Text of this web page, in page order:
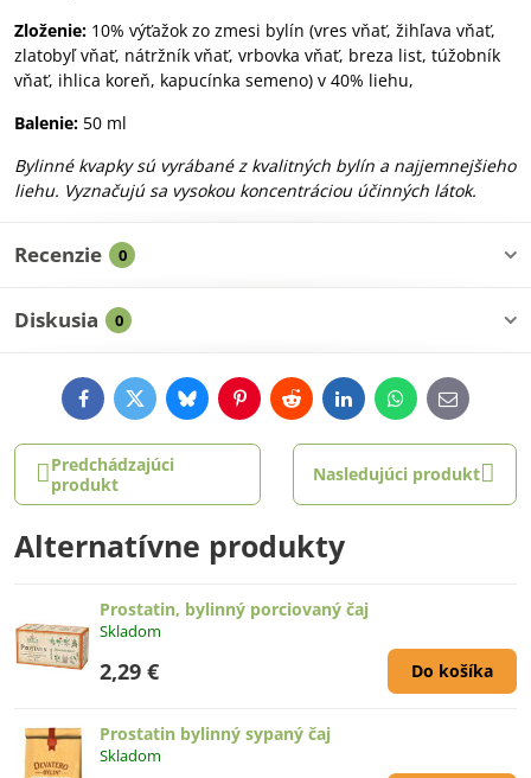
Zloženie: 10% výťažok zo zmesi bylín (vres vňať, žihľava vňať,
zlatobyľ vňať, nátržník vňať, vrbovka vňať, breza list, túžobník
vňať, ihlica koreň, kapucínka semeno) v 40% liehu,
Balenie: 50 ml
Bylinné kvapky sú vyrábané z kvalitných bylín a najjemnejšieho
liehu. Vyznačujú sa vysokou koncentráciou účinných látok.
Recenzie 0
Diskusia 0
FacebookTwitterBlueskyPinterestRedditLinkedInWhatsApp
E-
mail
Predchádzajúci
produkt
Nasledujúci produkt
Alternatívne produkty
Prostatin, bylinný porciovaný čaj
Skladom
2,29 € Do košíka
Prostatin bylinný sypaný čaj
Skladom